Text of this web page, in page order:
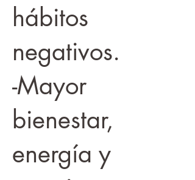
hábitos
negativos.
-Mayor
bienestar,
energía y